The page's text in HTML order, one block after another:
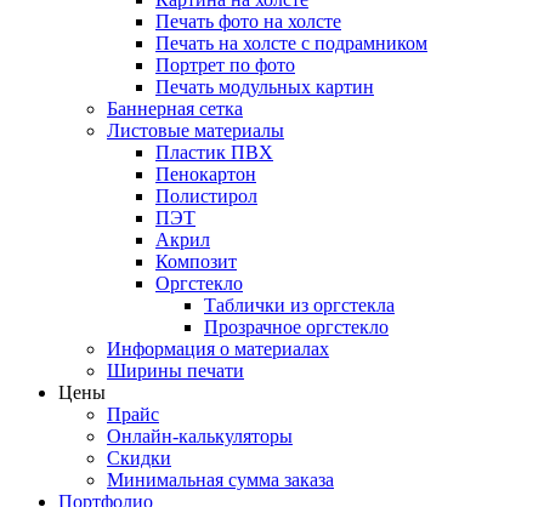
Печать фото на холсте
Печать на холсте с подрамником
Портрет по фото
Печать модульных картин
Баннерная сетка
Листовые материалы
Пластик ПВХ
Пенокартон
Полистирол
ПЭТ
Акрил
Композит
Оргстекло
Таблички из оргстекла
Прозрачное оргстекло
Информация о материалах
Ширины печати
Цены
Прайс
Онлайн-калькуляторы
Скидки
Минимальная сумма заказа
Портфолио